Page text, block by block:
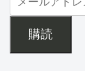
購読